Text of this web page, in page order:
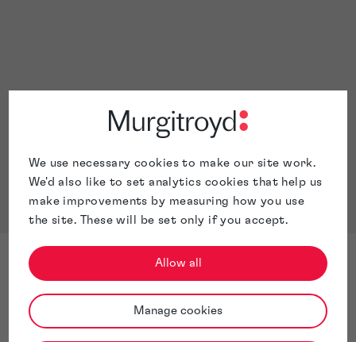
We use necessary cookies to make our site work.
We'd also like to set analytics cookies that help us
make improvements by measuring how you use
the site. These will be set only if you accept.
Allow all
Manage cookies
Contattaci